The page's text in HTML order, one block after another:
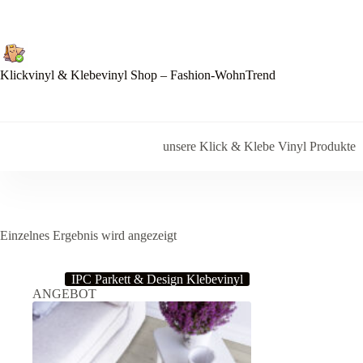
Klickvinyl & Klebevinyl Shop – Fashion-WohnTrend
unsere Klick & Klebe Vinyl Produkte
Einzelnes Ergebnis wird angezeigt
IPC Parkett & Design Klebevinyl
ANGEBOT